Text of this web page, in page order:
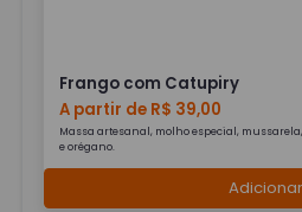
Frango com Catupiry
A partir de R$ 39,00
Massa artesanal, molho especial,
e orégano.
Adicionar